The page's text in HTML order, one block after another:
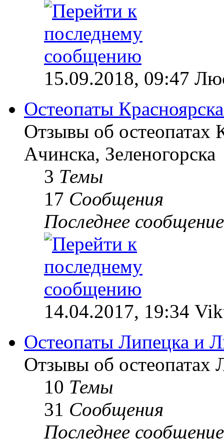
15.09.2018, 09:47
Остеопаты
Отзывы об остеопатах
Ачинска, Зеленогорска
3 Темы
17 Сообщения
Последнее сообщение
14.04.2017, 19:34
Остеопаты Липецка и
Отзывы об остеопатах
10 Темы
31 Сообщения
Последнее сообщение